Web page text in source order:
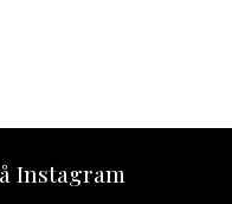
Instagram